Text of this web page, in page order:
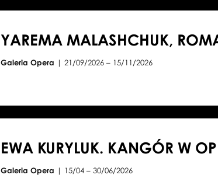
YAREMA MALASHCHUK,
Galeria Opera | 21/09/2026 – 15/11/2026
EWA KURYLUK. KANGÓR W
Galeria Opera | 15/04 – 30/06/2026